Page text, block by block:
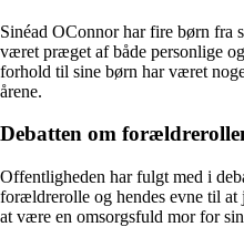
Sinéad OConnor har fire børn fra
været præget af både personlige
forhold til sine børn har været
årene.
Debatten om
Offentligheden har fulgt med i
forældrerolle og hendes evne til at
at være en omsorgsfuld mor for